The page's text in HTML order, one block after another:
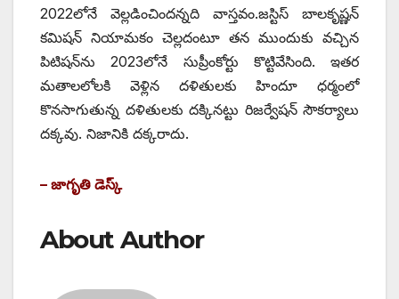
2022లోనే వెల్లడించిందన్నది వాస్తవం.జస్టిస్‌ ‌బాలకృష్ణన్‌
‌కమిషన్‌ ‌నియామకం చెల్లదంటూ తన ముందుకు వచ్చిన
పిటిషన్‌ను 2023లోనే సుప్రీంకోర్టు కొట్టివేసింది. ఇతర
మతాలలోలకి వెళ్లిన దళితులకు హిందూ ధర్మంలో
కొనసాగుతున్న దళితులకు దక్కినట్టు రిజర్వేషన్‌ ‌సౌకర్యాలు
దక్కవు. నిజానికి దక్కరాదు.
– జాగృతి డెస్క్
About Author